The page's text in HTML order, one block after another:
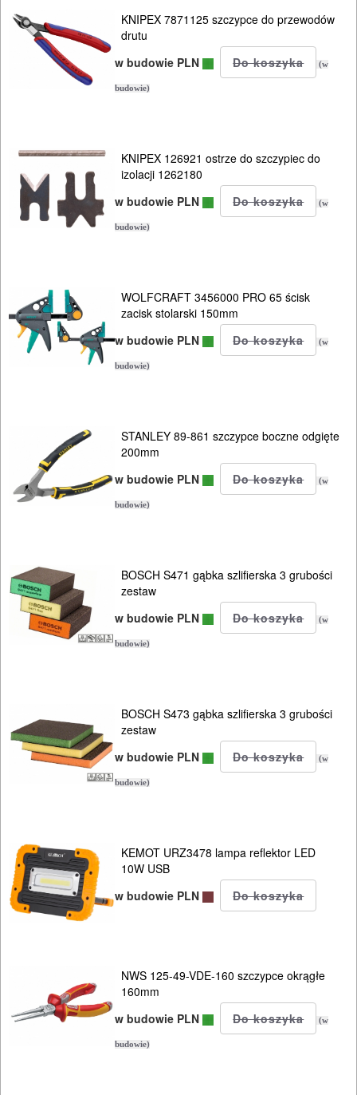
KNIPEX 7871125 szczypce do przewodów
drutu
w budowie PLN
(w
budowie)
KNIPEX 126921 ostrze do szczypiec do
izolacji 1262180
w budowie PLN
(w
budowie)
WOLFCRAFT 3456000 PRO 65 ścisk
zacisk stolarski 150mm
w budowie PLN
(w
budowie)
STANLEY 89-861 szczypce boczne odgięte
200mm
w budowie PLN
(w
budowie)
BOSCH S471 gąbka szlifierska 3 grubości
zestaw
w budowie PLN
(w
budowie)
BOSCH S473 gąbka szlifierska 3 grubości
zestaw
w budowie PLN
(w
budowie)
KEMOT URZ3478 lampa reflektor LED
10W USB
w budowie PLN
NWS 125-49-VDE-160 szczypce okrągłe
160mm
w budowie PLN
(w
budowie)